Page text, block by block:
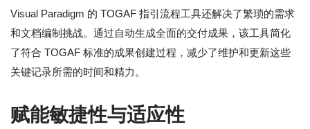
Visual Paradigm 的 TOGAF 指引流程工具还解决了繁琐的需求
和文档编制挑战。通过自动生成全面的交付成果，该工具简化
了符合 TOGAF 标准的成果创建过程，减少了维护和更新这些
关键记录所需的时间和精力。
赋能敏捷性与适应性